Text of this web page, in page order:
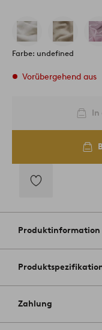
Farbe: undefined
Vorübergehend aus
In
Favoriten
hinzufügen
Produktinformation
Zahlung